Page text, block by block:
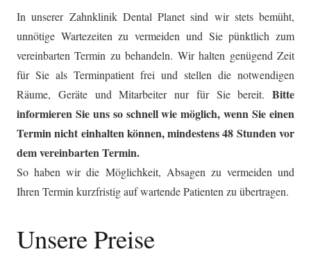
In unserer Zahnklinik Dental Planet sind wir stets bemüht,
unnötige Wartezeiten zu vermeiden und Sie pünktlich zum
vereinbarten Termin zu behandeln. Wir halten genügend Zeit
für Sie als Terminpatient frei und stellen die notwendigen
Räume, Geräte und Mitarbeiter nur für Sie bereit. Bitte
informieren Sie uns so schnell wie möglich, wenn Sie einen
Termin nicht einhalten können, mindestens 48 Stunden vor
dem vereinbarten Termin.
So haben wir die Möglichkeit, Absagen zu vermeiden und
Ihren Termin kurzfristig auf wartende Patienten zu übertragen.
Unsere Preise